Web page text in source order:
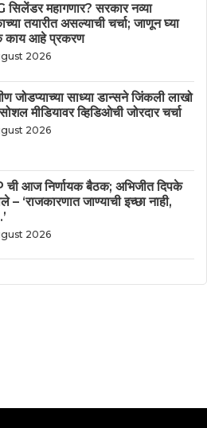
सिलेंडर महागणार? सरकार नव्या
तयारीत असल्याची चर्चा; जाणून घ्या
काय आहे प्रकरण
2026
जोडप्याच्या साध्या डान्सने जिंकली लाखो
मीडियावर व्हिडिओची जोरदार चर्चा
2026
ची आज निर्णायक बैठक; अभिजीत दिपके
– ‘राजकारणात जाण्याची इच्छा नाही,
2026